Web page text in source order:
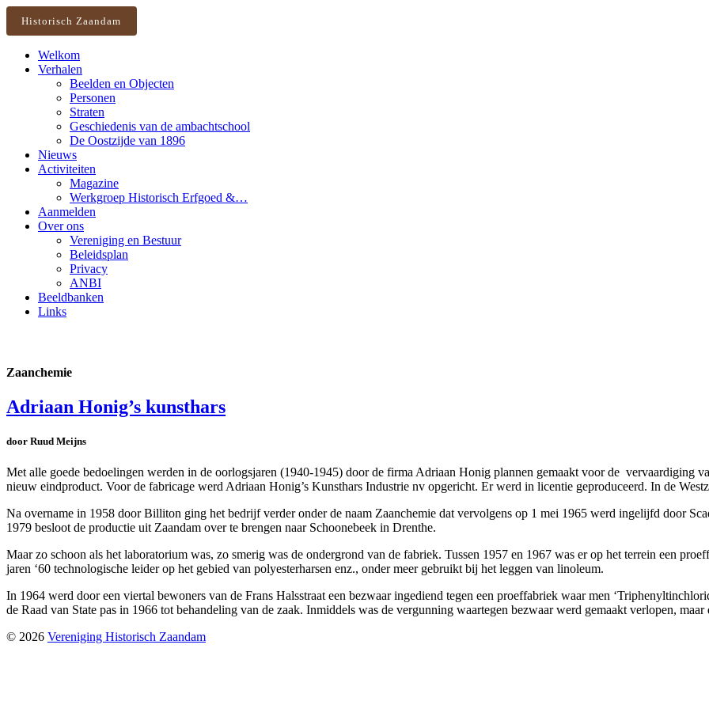
Historisch Zaandam
Welkom
Verhalen
Beelden en Objecten
Personen
Straten
Geschiedenis van de ambachtschool
De Oostzijde van 1896
Nieuws
Activiteiten
Magazine
Werkgroep Historisch Erfgoed &…
Aanmelden
Over ons
Vereniging en Bestuur
Beleidsplan
Privacy
ANBI
Beeldbanken
Links
Zaanchemie
Adriaan Honig’s kunsthars
door Ruud Meijns
Met alle goede bedoelingen werden in de oorlogsjaren (1940-1945) door de firma Adriaan Honig plannen gemaakt voor de vervaardiging
nieuw eindproduct. Voor de fabricage werd Adriaan Honig’s Kunsthars Industrie nv opgericht. Er werd in licentie geproduceerd. In de
Na overname in 1958 door Billiton ging het bedrijf verder onder de naam Zaanchemie dat vervolgens op 1 mei 1965 werd ingelijfd door
1979 besloot de productie uit Zaandam over te brengen naar Schoonebeek in Drenthe.
Maar zo schoon als het laboratorium was, zo smerig was de ondergrond van de fabriek. Tussen 1957 en 1967 was er op het terrein een
jaren ‘60 technologische leider op het gebied van polyesterharsen enz., onder meer gebruikt bij het leggen van linoleum.
In 1964 werd door een viertal bewoners van de Frans Halsstraat een bezwaar ingediend tegen een proeffabriek waar men
de Raad van State pas in 1966 tot behandeling van de zaak. Inmiddels was de vergunning waartegen bezwaar werd gemaakt verlopen, maar
© 2026 Vereniging Historisch Zaandam